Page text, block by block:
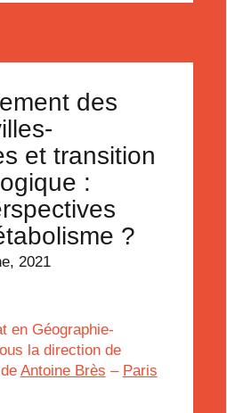
des
et transition
:
?
2021
en Géographie-
la direction de
Antoine Brès – Paris